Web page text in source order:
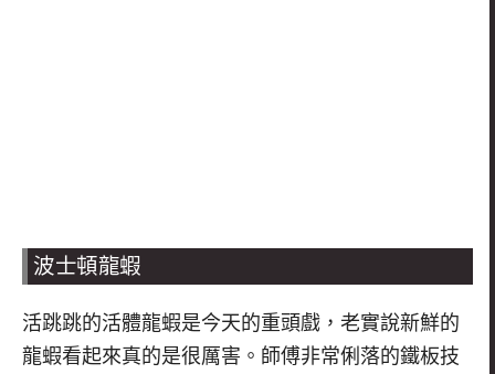
波士頓龍蝦
活跳跳的活體龍蝦是今天的重頭戲， 老實說新鮮的
龍蝦看起來真的是很厲害。師傅非常俐落的鐵板技